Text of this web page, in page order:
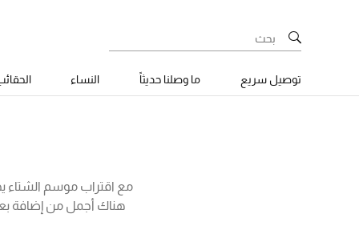
توصيل سريع ما وصلنا حديثاً النساء
مع اقتراب موسم الشتاء
هناك أجمل من إضافة
موقع بلومينغديلز الذي